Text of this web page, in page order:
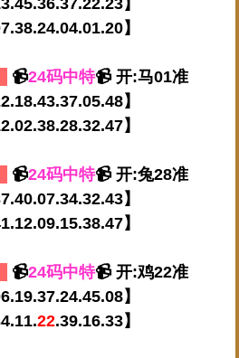
】
📹24码中特📹 开:马01准
】
】
📹24码中特📹 开:兔28准
】
】
📹24码中特📹 开:鸡22准
】
22.39.16.33】